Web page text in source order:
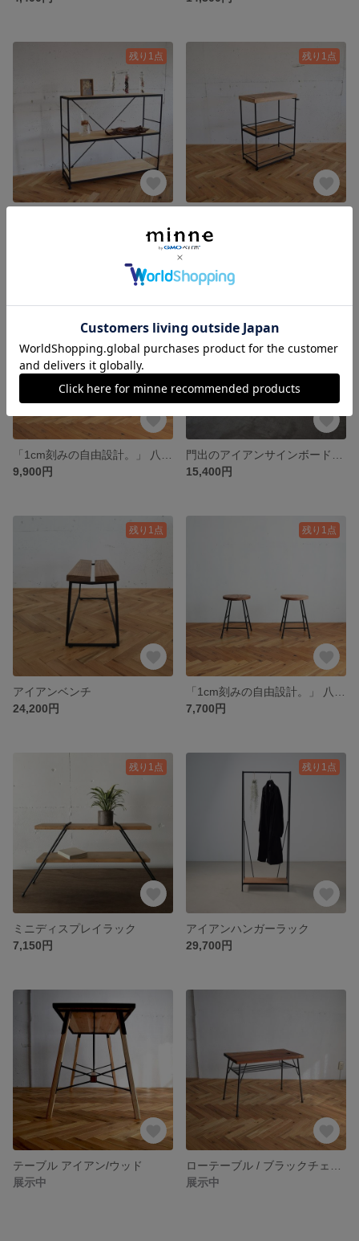
残り1点 残り1点
41,800円
9,900円
15,400円
残り1点
アイアンベンチ
24,200円
残り1点
7,700円
残り1点
ミニディスプレイラック
7,150円
残り1点
アイアンハンガーラック
29,700円
テーブル アイアン/ウッド
展示中
展示中